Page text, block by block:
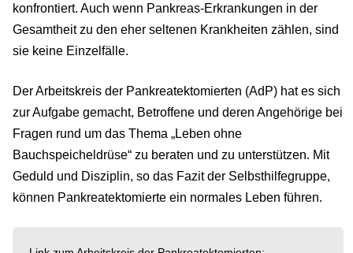
konfrontiert. Auch wenn Pankreas-Erkrankungen in der
Gesamtheit zu den eher seltenen Krankheiten zählen, sind
sie keine Einzelfälle.
Der Arbeitskreis der Pankreatektomierten (AdP) hat es sich
zur Aufgabe gemacht, Betroffene und deren Angehörige bei
Fragen rund um das Thema „Leben ohne
Bauchspeicheldrüse“ zu beraten und zu unterstützen. Mit
Geduld und Disziplin, so das Fazit der Selbsthilfegruppe,
können Pankreatektomierte ein normales Leben führen.